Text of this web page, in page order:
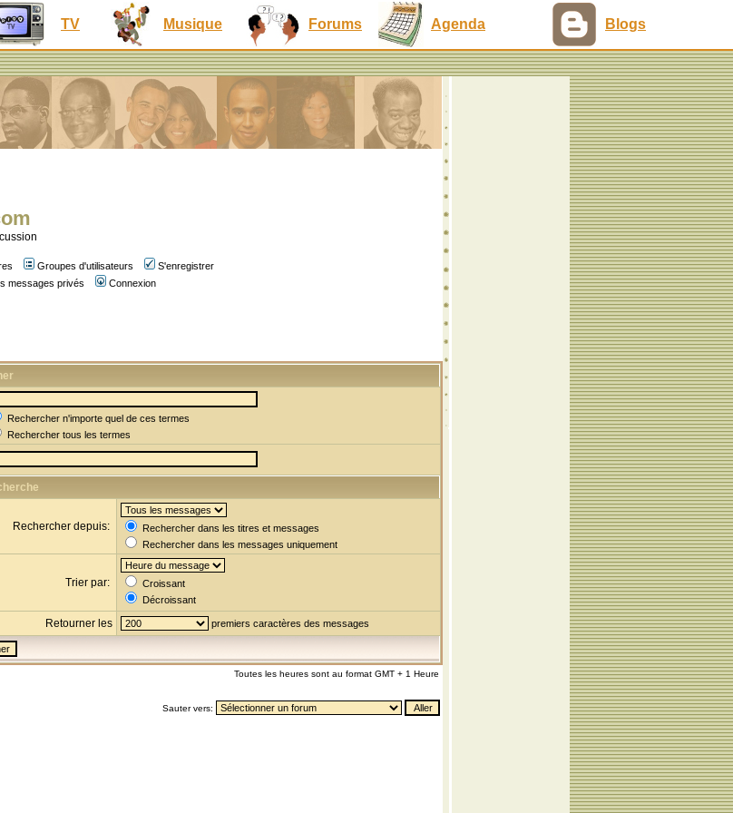
TV Musique Forums Agenda Blogs
Groupes d'utilisateurs
S'enregistrer
messages privés Connexion
Rechercher n'importe quel de ces termes
Rechercher tous les termes
Rechercher depuis:
Rechercher dans les titres et messages
Rechercher dans les messages uniquement
Trier par:
Croissant
Décroissant
Retourner les premiers caractères des messages
Toutes les heures sont au format GMT + 1 Heure
Sauter vers: